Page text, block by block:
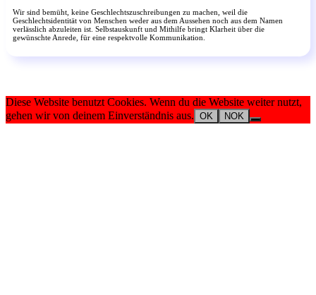
Wir sind bemüht, keine Geschlechtszuschreibungen zu machen, weil die
Geschlechtsidentität von Menschen weder aus dem Aussehen noch aus dem Namen
verlässlich abzuleiten ist. Selbstauskunft und Mithilfe bringt Klarheit über die
gewünschte Anrede, für eine respektvolle Kommunikation.
Diese Website benutzt Cookies. Wenn du die Website weiter nutzt,
gehen wir von deinem Einverständnis aus. OK NOK